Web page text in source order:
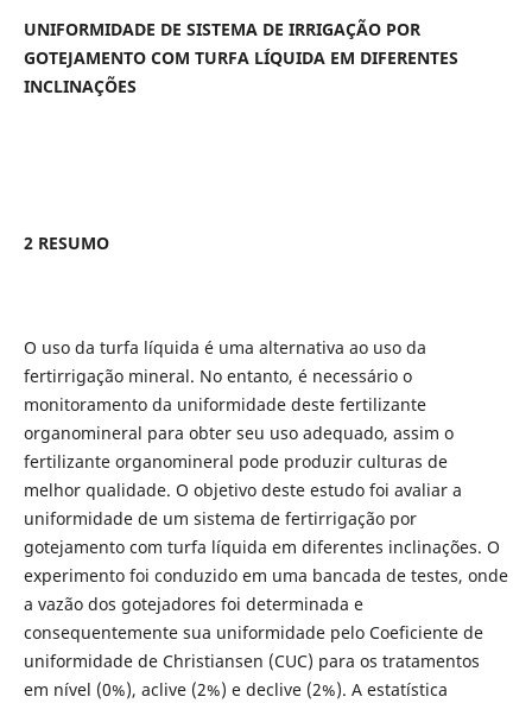
UNIFORMIDADE DE SISTEMA DE IRRIGAÇÃO POR
GOTEJAMENTO COM TURFA LÍQUIDA EM DIFERENTES
INCLINAÇÕES
2 RESUMO
O uso da turfa líquida é uma alternativa ao uso da
fertirrigação mineral. No entanto, é necessário o
monitoramento da uniformidade deste fertilizante
organomineral para obter seu uso adequado, assim o
fertilizante organomineral pode produzir culturas de
melhor qualidade. O objetivo deste estudo foi avaliar a
uniformidade de um sistema de fertirrigação por
gotejamento com turfa líquida em diferentes inclinações. O
experimento foi conduzido em uma bancada de testes, onde
a vazão dos gotejadores foi determinada e
consequentemente sua uniformidade pelo Coeficiente de
uniformidade de Christiansen (CUC) para os tratamentos
em nível (0%), aclive (2%) e declive (2%). A estatística